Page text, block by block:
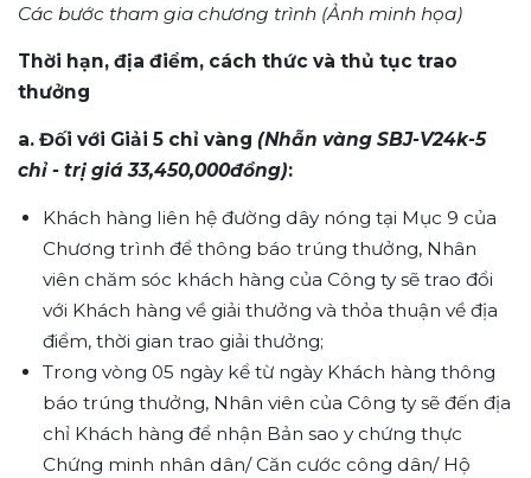
Các bước tham gia chương trình (Ảnh minh họa)
Thời hạn, địa điểm, cách thức và thủ tục trao
thưởng
a. Đối với Giải 5 chỉ vàng (Nhẫn vàng SBJ-V24k-5
chỉ - trị giá 33,450,000đồng):
Khách hàng liên hệ đường dây nóng tại Mục 9 của
Chương trình để thông báo trúng thưởng, Nhân
viên chăm sóc khách hàng của Công ty sẽ trao đổi
với Khách hàng về giải thưởng và thỏa thuận về địa
điểm, thời gian trao giải thưởng;
Trong vòng 05 ngày kể từ ngày Khách hàng thông
báo trúng thưởng, Nhân viên của Công ty sẽ đến địa
chỉ Khách hàng để nhận Bản sao y chứng thực
Chứng minh nhân dân/ Căn cước công dân/ Hộ